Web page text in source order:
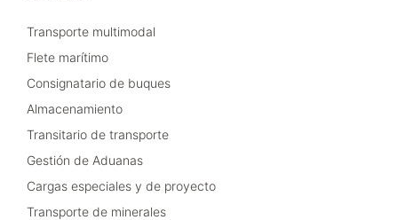
Transporte multimodal
Flete marítimo
Consignatario de buques
Almacenamiento
Transitario de transporte
Gestión de Aduanas
Cargas especiales y de proyecto
Transporte de minerales